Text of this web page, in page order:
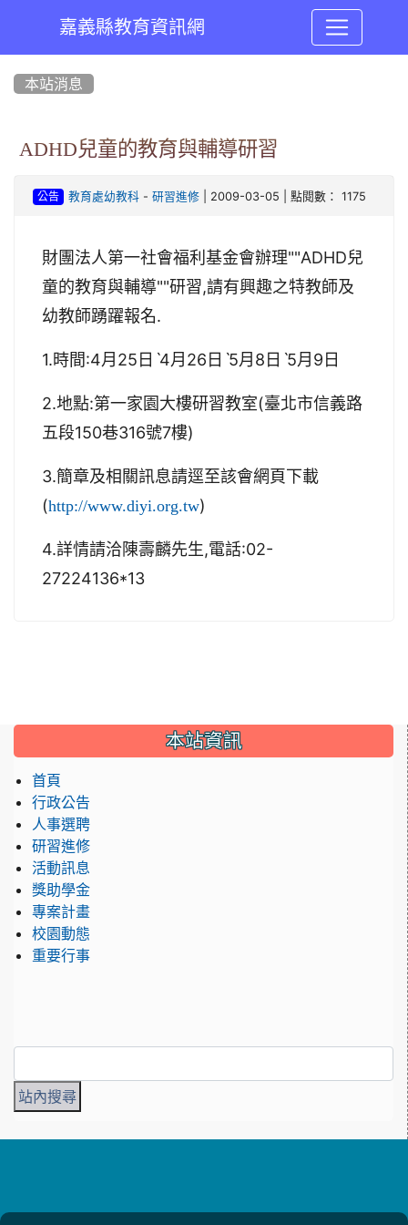
嘉義縣教育資訊網
本站消息
ADHD兒童的教育與輔導研習
公告 教育處幼教科- 研習進修| 2009-03-05 | 點閱數： 1175
財團法人第一社會福利基金會辦理""ADHD兒
童的教育與輔導""研習,請有興趣之特教師及
幼教師踴躍報名.
1.時間:4月25日ˋ4月26日ˋ5月8日ˋ5月9日
2.地點:第一家園大樓研習教室(臺北市信義路
五段150巷316號7樓)
3.簡章及相關訊息請逕至該會網頁下載
(http://www.diyi.org.tw)
4.詳情請洽陳壽麟先生,電話:02-
27224136*13
::: 本站資訊
首頁
行政公告
人事選聘
研習進修
活動訊息
獎助學金
專案計畫
校園動態
重要行事